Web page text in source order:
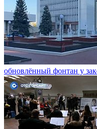
обновлённый фонтан у